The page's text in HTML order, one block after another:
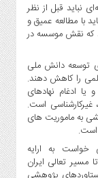
نباید قبل از نظر
با مطالعه عمیق و
که نقش موسسه در
توسعه دانش ملی
را کاهش دهند.
یا ادغام نهادهای
غیرکارشناسی است.
به ماموریت های
است.
به ارایه
مسیر تعالی ایران